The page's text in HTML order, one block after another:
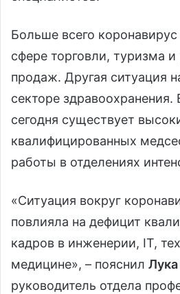
Больше всего коронавирус
сфере торговли, туризма
продаж. Другая ситуация
секторе здравоохранения.
сегодня существует
квалифицированных
работы в отделениях
«Ситуация вокруг
повлияла на дефицит
кадров в инженерии, IT,
медицине», – пояснил
руководитель отдела